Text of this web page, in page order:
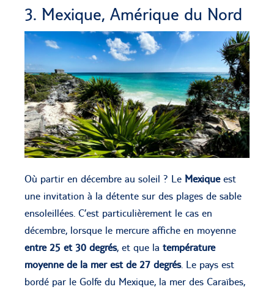
3. Mexique, Amérique du Nord
Où partir en décembre au soleil ? Le Mexiqueest
une invitation à la détente sur des plages de sable
ensoleillées. C’est particulièrement le cas en
décembre, lorsque le mercure affiche en moyenne
entre 25 et 30 degrés, et que la température
moyenne de la mer est de 27 degrés. Le pays est
bordé par le Golfe du Mexique, la mer des Caraïbes,